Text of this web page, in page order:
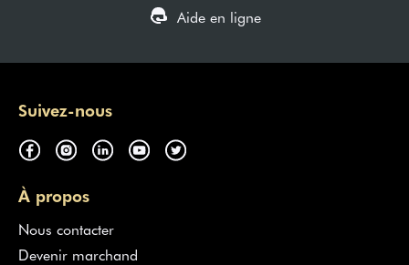
Aide en ligne
Suivez-nous
À propos
Nous contacter
Devenir marchand